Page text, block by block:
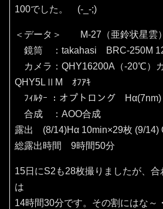
100でした。 (-_-;)
＜データ＞ M-27（亜鈴状星雲）
鏡筒 ：takahasi BRC-250M
カメラ：QHY16200A（‐20℃）ガ
QHY5LⅡM ｵﾌｱｷ
ﾌｨﾙﾀｰ ：オプトロング
合成 ：AOO合成
露出 (8/14)Hα 10min×29枚 (9/14)
総露出時間 9時間50分
15日にS2も28枚撮りましたが、合
は
14時間30分です。その割にはな～